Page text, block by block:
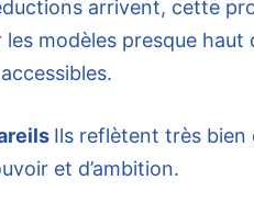
arrivent, cette
les modèles presque haut
Ils reflètent très
et d’ambition.